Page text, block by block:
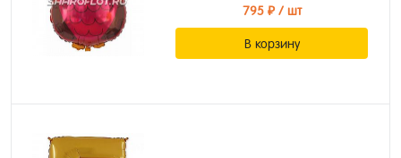
795 ₽/ шт
В корзину